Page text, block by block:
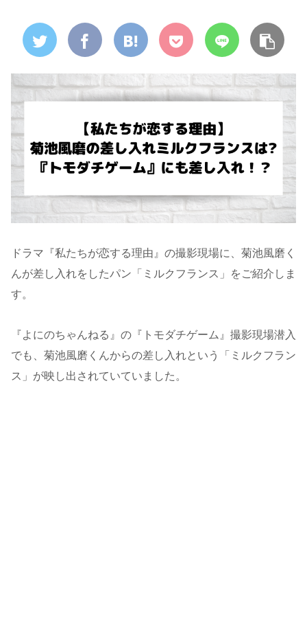
ドラマ『私たちが恋する理由』の撮影現場に、菊池風磨く
んが差し入れをしたパン「ミルクフランス」をご紹介しま
す。
『よにのちゃんねる』の『 トモダチゲーム』撮影現場潜入
でも、菊池風磨くんからの差し入れという「ミルクフラン
ス」が映し出されていていました。